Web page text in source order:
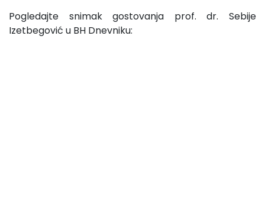
Pogledajte snimak gostovanja prof. dr. Sebije
Izetbegović u BH Dnevniku: